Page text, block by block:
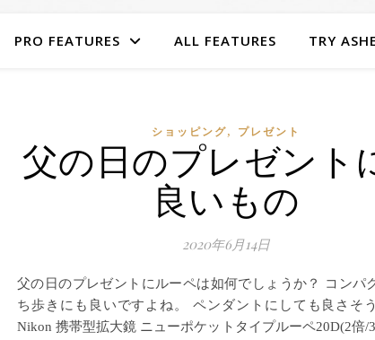
PRO FEATURES ALL FEATURES TRY
ショッピング, プレゼント
父の日のプレゼント
良いもの
2020年6月14日
父の日のプレゼントにルーペは如何でしょうか？ コンパ
ち歩きにも良いですよね。 ペンダントにしても良さそ
Nikon 携帯型拡大鏡 ニューポケットタイプルーペ20D(2倍/